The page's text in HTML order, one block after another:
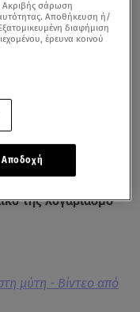
μύτη, όπως είχε
της λογαριασμό
μύτη - Βίντεο από
Ακριβής σάρωση
Αποθήκευση ή/
διαφήμιση
έρευνα κοινού
Αποδοχή